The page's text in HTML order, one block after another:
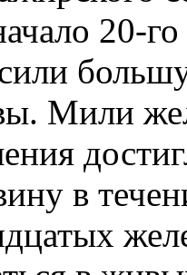
20-
Мили
в